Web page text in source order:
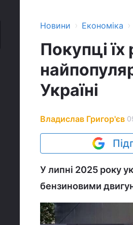
Новини › Економіка ›
Покупці
Україні
Владислав Григор'єв
У липні 2025 року
бензиновими